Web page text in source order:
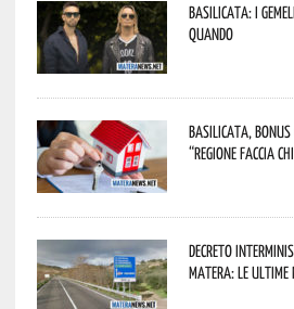
Basilicata: i
quando
Basilicata,
“Regione faccia
Decreto
Matera: le ultime